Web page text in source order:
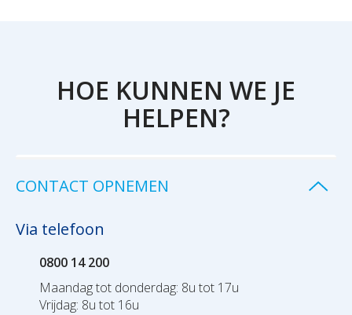
HOE KUNNEN WE JE
HELPEN?
CONTACT OPNEMEN
Via telefoon
0800 14 200
Maandag tot donderdag: 8u tot 17u
Vrijdag: 8u tot 16u